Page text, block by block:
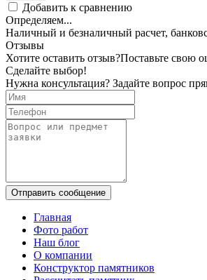
Добавить к сравнению
Определяем...
Наличный и безналичный расчет,
Отзывы
Хотите оставить отзыв?Поставьте свою
Сделайте выбор!
Нужна консультация? Задайте вопрос
Отправить сообщение
Главная
Фото работ
Наш блог
О компании
Конструктор памятников